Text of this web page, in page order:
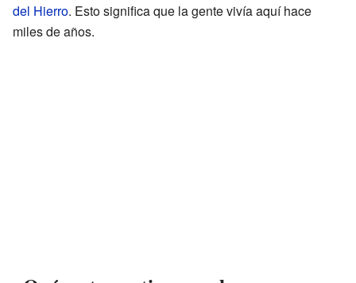
del Hierro. Esto significa que la gente vivía aquí hace
miles de años.